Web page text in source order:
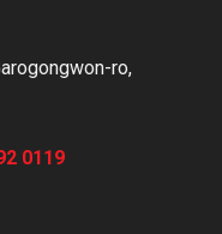
ro,
0119